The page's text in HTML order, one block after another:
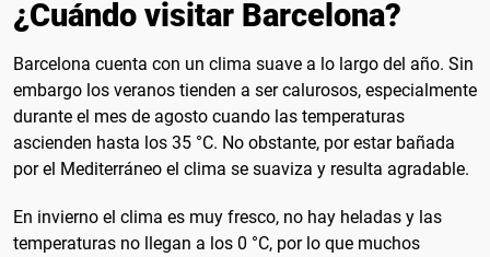
¿Cuándo visitar Barcelona?
Barcelona cuenta con un clima suave a lo largo del año. Sin
embargo los veranos tienden a ser calurosos, especialmente
durante el mes de agosto cuando las temperaturas
ascienden hasta los 35 °C. No obstante, por estar bañada
por el Mediterráneo el clima se suaviza y resulta agradable.
En invierno el clima es muy fresco, no hay heladas y las
temperaturas no llegan a los 0 °C, por lo que muchos